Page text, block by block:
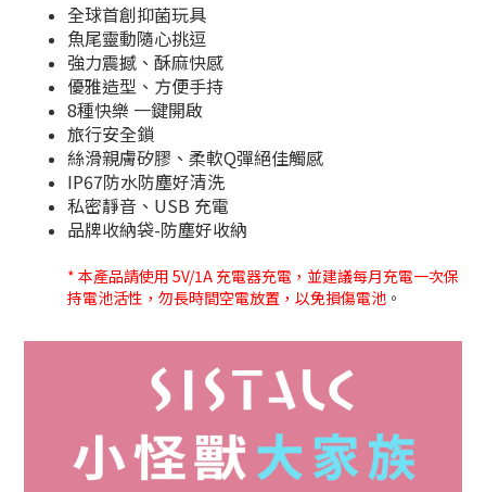
全球首創抑菌玩具
魚尾靈動隨心挑逗
強力震撼、酥麻快感
優雅造型、方便手持
8種快樂 一鍵開啟
旅行安全鎖
絲滑親膚矽膠、柔軟Q彈絕佳觸感
IP67防水防塵好清洗
私密靜音、USB 充電
品牌收納袋-防塵好收納
* 本產品請使用 5V/1A 充電器充電，並建議每月充電一次保
持電池活性，勿長時間空電放置，以免損傷電池 。